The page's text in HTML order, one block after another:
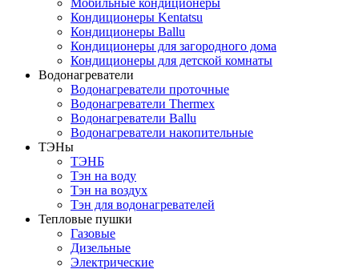
Мобильные кондиционеры
Кондиционеры Kentatsu
Кондиционеры Ballu
Кондиционеры для загородного дома
Кондиционеры для детской комнаты
Водонагреватели
Водонагреватели проточные
Водонагреватели Thermex
Водонагреватели Ballu
Водонагреватели накопительные
ТЭНы
ТЭНБ
Тэн на воду
Тэн на воздух
Тэн для водонагревателей
Тепловые пушки
Газовые
Дизельные
Электрические